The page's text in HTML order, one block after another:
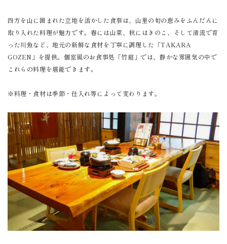
四方を山に囲まれた立地を活かした食事は、山里の旬の恵みをふんだんに
取り入れた料理が魅力です。春には山菜、秋にはきのこ、そして清流で育
った川魚など、地元の新鮮な食材を丁寧に調理した「TAKARA
GOZEN」を提供。個室風のお食事処「竹庭」では、静かな雰囲気の中で
これらの料理を堪能できます。
※料理・食材は季節・仕入れ等によって変わります。